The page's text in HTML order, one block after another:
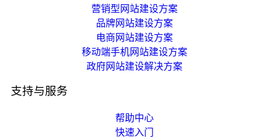
营销型网站建设方案
品牌网站建设方案
电商网站建设方案
移动端手机网站建设方案
政府网站建设解决方案
支持与服务
帮助中心
快速入门